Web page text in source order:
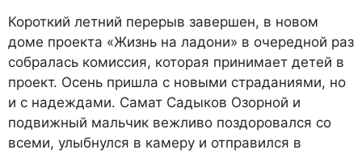
Короткий летний перерыв завершен, в новом
доме проекта «Жизнь на ладони» в очередной раз
собралась комиссия, которая принимает детей в
проект. Осень пришла с новыми страданиями, но
и с надеждами. Самат Садыков Озорной и
подвижный мальчик вежливо поздоровался со
всеми, улыбнулся в камеру и отправился в